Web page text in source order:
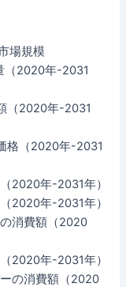
場規模
（2020年-2031
（2020年-2031
格（2020年-2031
2020年-2031年）
2020年-2031年）
消費額（2020
2020年-2031年）
の消費額（2020